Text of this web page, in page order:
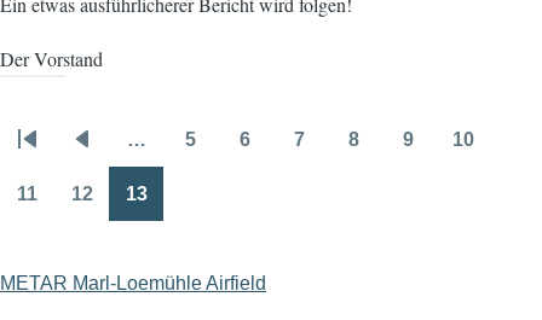
Der Vorstand
Seitennummerierung
Seite
Seite
… 5 6 7 8 9 10
11 12 13
METAR Marl-Loemühle Airfield